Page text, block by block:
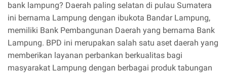
bank lampung? Daerah paling selatan di pulau Sumatera
ini bernama Lampung dengan ibukota Bandar Lampung,
memiliki Bank Pembangunan Daerah yang bernama Bank
Lampung. BPD ini merupakan salah satu aset daerah yang
memberikan layanan perbankan berkualitas bagi
masyarakat Lampung dengan berbagai produk tabungan